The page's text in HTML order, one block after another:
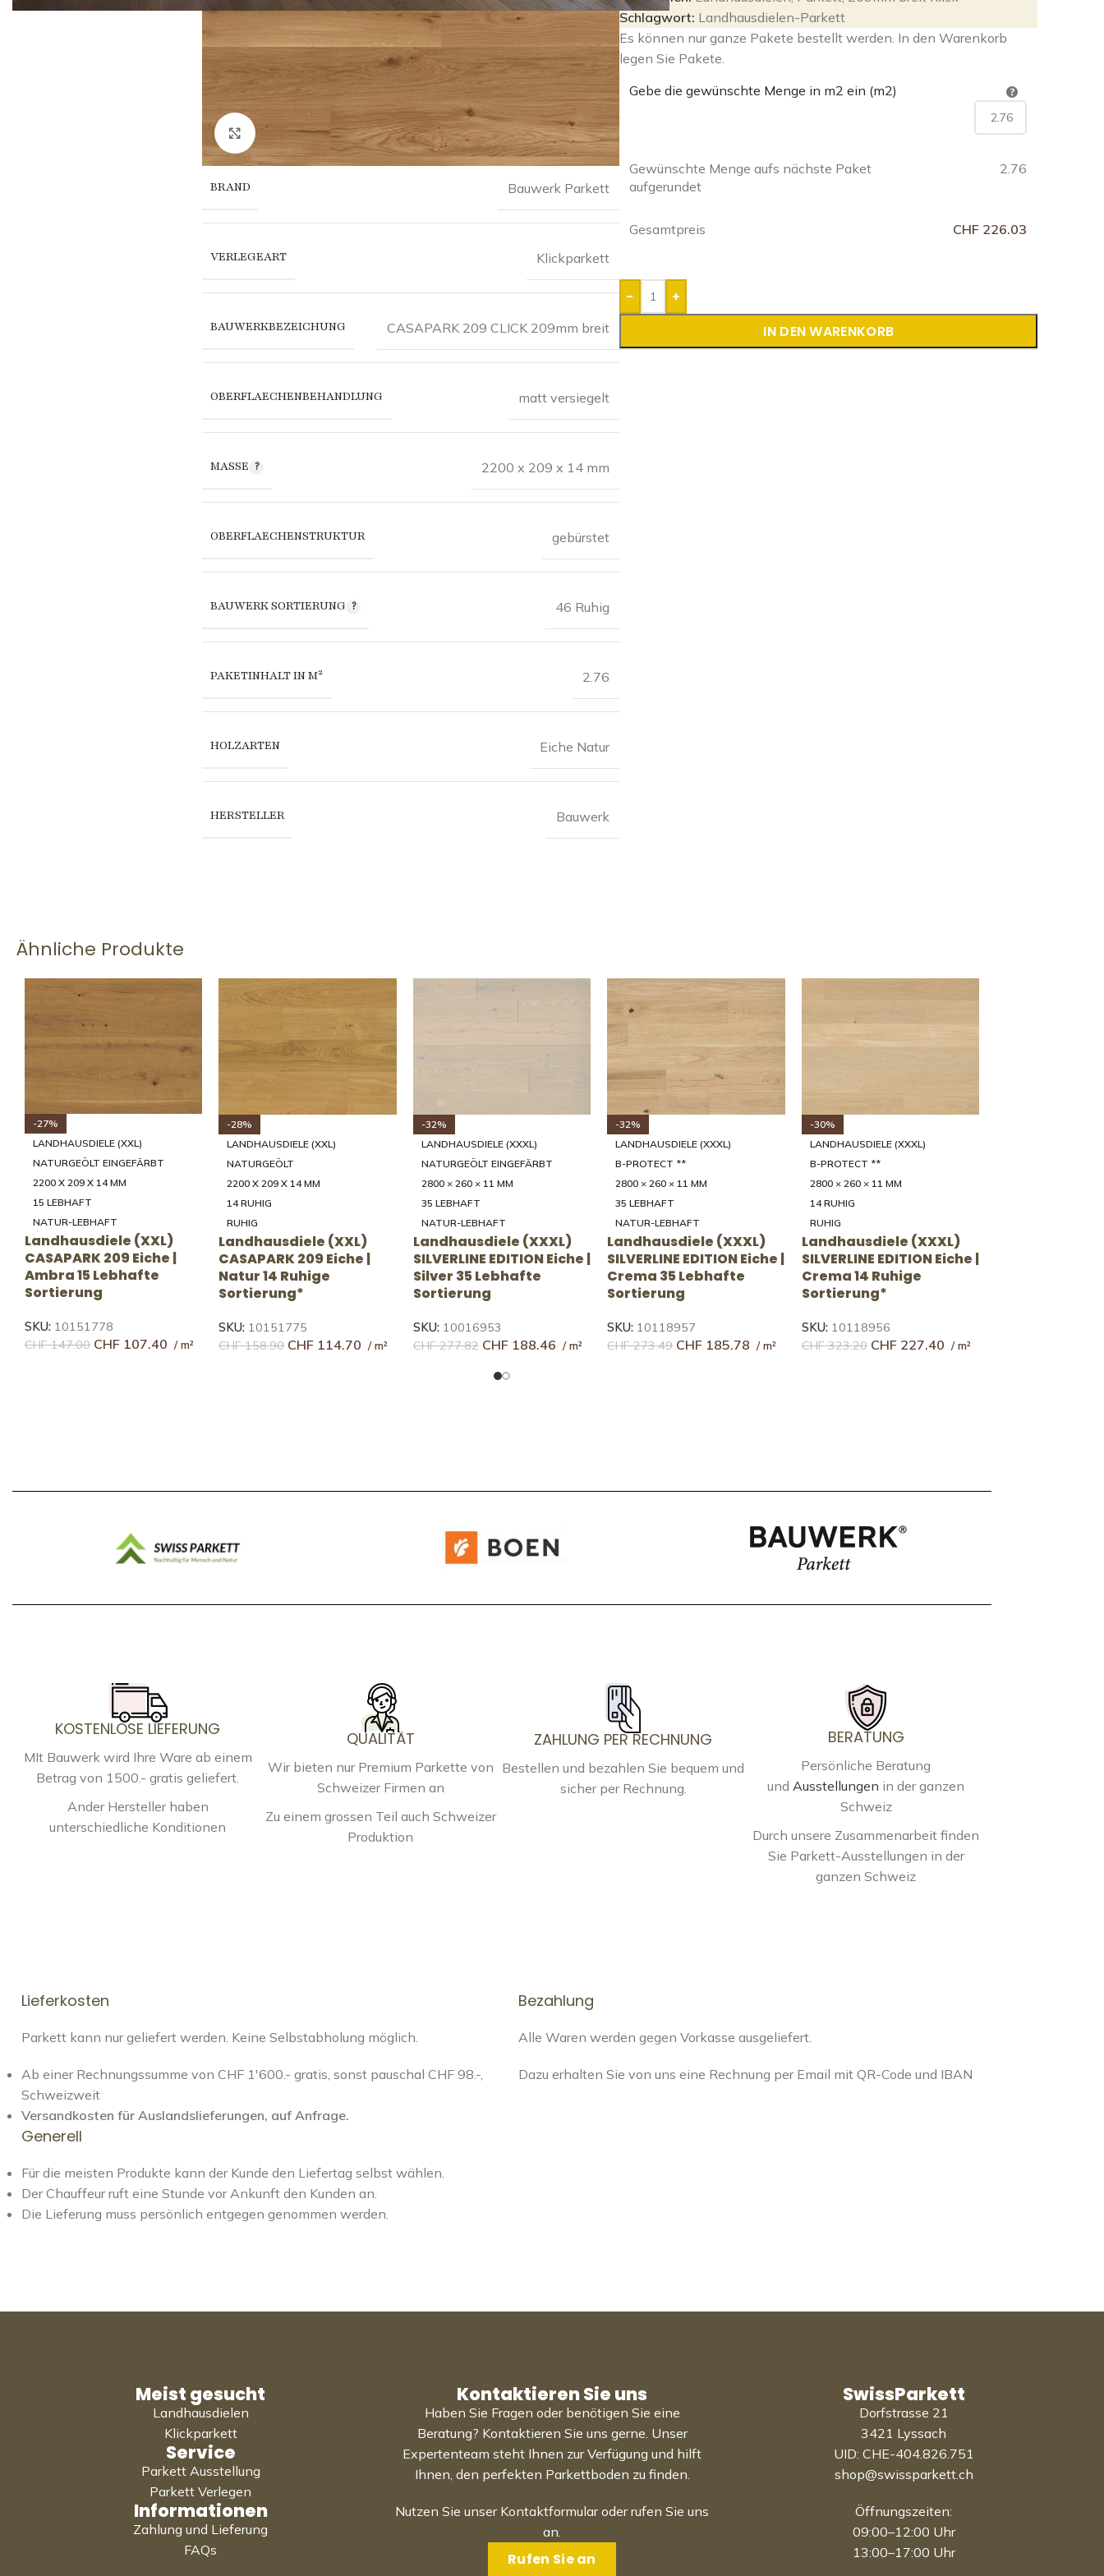
Click to enlarge
BRAND Bauwerk Parkett
VERLEGEART Klickparkett
BAUWERKBEZEICHUNG CASAPARK 209 CLICK 209mm breit
OBERFLAECHENBEHANDLUNG matt versiegelt
MASSE 2200 x 209 x 14 mm
OBERFLAECHENSTRUKTUR gebürstet
BAUWERK SORTIERUNG 46 Ruhig
PAKETINHALT IN M² 2.76
HOLZARTEN Eiche Natur
HERSTELLER Bauwerk
Schlagwort: Landhausdielen-Parkett
Es können nur ganze Pakete bestellt werden. In den Warenkorb
legen Sie Pakete.
Gebe die gewünschte Menge in m2 ein (m2)
Gewünschte Menge aufs nächste Paket
aufgerundet
2.76
Gesamtpreis CHF 226.03
-
+
IN DEN WARENKORB
Ähnliche Produkte
-32%
LANDHAUSDIELE (XXXL)
B-PROTECT **
2800 × 260 × 11 MM
35 LEBHAFT
NATUR-LEBHAFT
Landhausdiele (XXXL)
SILVERLINE EDITION Eiche |
Crema 35 Lebhafte
Sortierung
SKU: 10118957
CHF273.49 CHF185.78
-30%
LANDHAUSDIELE (XXXL)
B-PROTECT **
2800 × 260 × 11 MM
14 RUHIG
RUHIG
Landhausdiele (XXXL)
SILVERLINE EDITION Eiche |
Crema 14 Ruhige
Sortierung*
SKU: 10118956
CHF323.20 CHF 227.40
-31%
LANDHAUSDIELE (XXXL)
NATURGEÖLT EINGEFÄRBT
5 × 20 MM
46 RUSTIKAL
RUSTIKAL
Landhausdiele (XXXL)
UNICOPARK Eiche |
Farina 46 Rustikale
Sortierung
SKU: 10143885
CHF217.28 CHF150.93
-31%
LANDHAUSDIELE (XXXL)
NATURGEÖLT EINGEFÄRBT
5 × 20 MM
46 RUSTIKAL
RUSTIKAL
Landhausdiele (XXXL)
UNICOPARK Eiche | Caffè
46 Rustikale Sortierung
CHF219.44 CHF
-30%
LANDHAUSDIELE (XXXL)
5 × 20 MM
46 RUSTIKAL
RUSTIKAL
Landhausdiele (XXXL)
UNICOPARK Eiche | Natur
46 Rustikale Sortierung
CHF214.04 CHF
KOSTENLOSE LIEFERUNG
MIt Bauwerk wird Ihre Ware ab einem
Betrag von 1500.- gratis geliefert.
Ander Hersteller haben
unterschiedliche Konditionen
QUALITÄT
Wir bieten nur Premium Parkette von
Schweizer Firmen an
Zu einem grossen Teil auch Schweizer
Produktion
ZAHLUNG PER RECHNUNG
Bestellen und bezahlen Sie bequem und
sicher per Rechnung.
BERATUNG
Persönliche Beratung
und Ausstellungen in der ganzen
Schweiz
Durch unsere Zusammenarbeit finden
Sie Parkett-Ausstellungen in der
ganzen Schweiz
Lieferkosten
Parkett kann nur geliefert werden. Keine Selbstabholung möglich.
Ab einer Rechnungssumme von CHF 1'600.- gratis, sonst pauschal CHF 98.-,
Schweizweit
Versandkosten für Auslandslieferungen, auf Anfrage.
Generell
Für die meisten Produkte kann der Kunde den Liefertag selbst wählen.
Der Chauffeur ruft eine Stunde vor Ankunft den Kunden an.
Die Lieferung muss persönlich entgegen genommen werden.
Bezahlung
Alle Waren werden gegen Vorkasse ausgeliefert.
Dazu erhalten Sie von uns eine Rechnung per Email mit QR-Code und IBAN
Meist gesucht
Landhausdielen
Klickparkett
Service
Parkett Ausstellung
Parkett Verlegen
Informationen
Zahlung und Lieferung
FAQs
Kontaktieren Sie uns
Haben Sie Fragen oder benötigen Sie eine
Beratung? Kontaktieren Sie uns gerne. Unser
Expertenteam steht Ihnen zur Verfügung und hilft
Ihnen, den perfekten Parkettboden zu finden.
Nutzen Sie unser Kontaktformular oder rufen Sie uns
an.
Rufen Sie an
SwissParkett
Dorfstrasse 21
3421 Lyssach
UID: CHE-404.826.751
shop@swissparkett.ch
Öffnungszeiten:
09:00–12:00 Uhr
13:00–17:00 Uhr